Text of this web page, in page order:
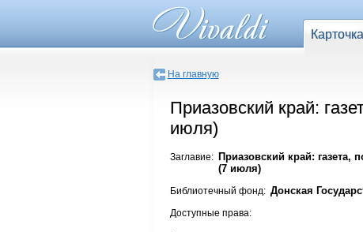
Карточка
На главную
Приазовский край:
июля)
Заглавие: Приазовский край: газета,
(7 июля)
Библиотечный фонд: Донская
Доступные права: